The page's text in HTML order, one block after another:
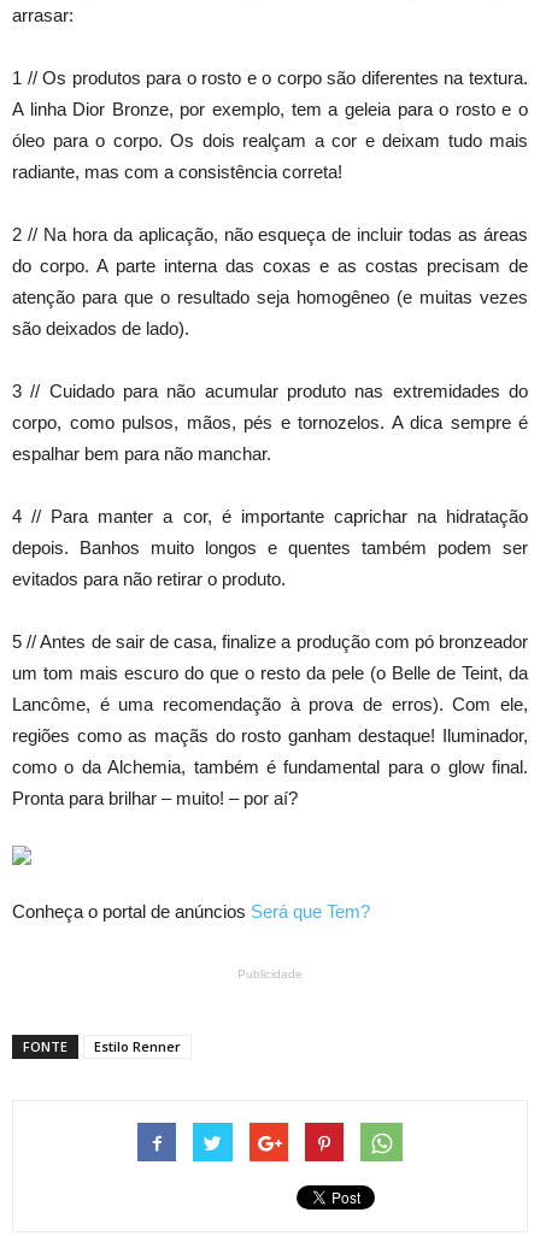
arrasar:
1 // Os produtos para o rosto e o corpo são diferentes na textura.
A linha Dior Bronze, por exemplo, tem a geleia para o rosto e o
óleo para o corpo. Os dois realçam a cor e deixam tudo mais
radiante, mas com a consistência correta!
2 // Na hora da aplicação, não esqueça de incluir todas as áreas
do corpo. A parte interna das coxas e as costas precisam de
atenção para que o resultado seja homogêneo (e muitas vezes
são deixados de lado).
3 // Cuidado para não acumular produto nas extremidades do
corpo, como pulsos, mãos, pés e tornozelos. A dica sempre é
espalhar bem para não manchar.
4 // Para manter a cor, é importante caprichar na hidratação
depois. Banhos muito longos e quentes também podem ser
evitados para não retirar o produto.
5 // Antes de sair de casa, finalize a produção com pó bronzeador
um tom mais escuro do que o resto da pele (o Belle de Teint, da
Lancôme, é uma recomendação à prova de erros). Com ele,
regiões como as maçãs do rosto ganham destaque! Iluminador,
como o da Alchemia, também é fundamental para o glow final.
Pronta para brilhar – muito! – por aí?
Conheça o portal de anúncios Será que Tem?
Publicidade
FONTE Estilo Renner